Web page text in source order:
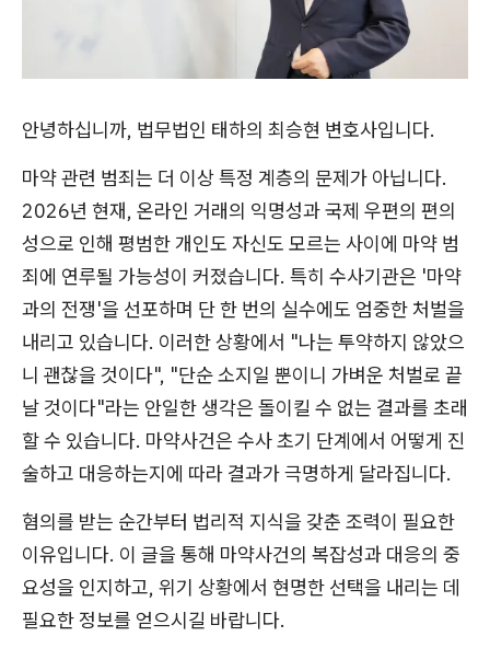
안녕하십니까, 법무법인 태하의 최승현 변호사입니다.
마약 관련 범죄는 더 이상 특정 계층의 문제가 아닙니다.
2026년 현재, 온라인 거래의 익명성과 국제 우편의 편의
성으로 인해 평범한 개인도 자신도 모르는 사이에 마약 범
죄에 연루될 가능성이 커졌습니다. 특히 수사기관은 '마약
과의 전쟁'을 선포하며 단 한 번의 실수에도 엄중한 처벌을
내리고 있습니다. 이러한 상황에서 "나는 투약하지 않았으
니 괜찮을 것이다", "단순 소지일 뿐이니 가벼운 처벌로 끝
날 것이다"라는 안일한 생각은 돌이킬 수 없는 결과를 초래
할 수 있습니다. 마약사건은 수사 초기 단계에서 어떻게 진
술하고 대응하는지에 따라 결과가 극명하게 달라집니다.
혐의를 받는 순간부터 법리적 지식을 갖춘 조력이 필요한
이유입니다. 이 글을 통해 마약사건의 복잡성과 대응의 중
요성을 인지하고, 위기 상황에서 현명한 선택을 내리는 데
필요한 정보를 얻으시길 바랍니다.